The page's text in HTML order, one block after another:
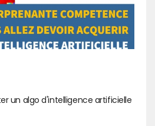
un algo d'intelligence artificielle